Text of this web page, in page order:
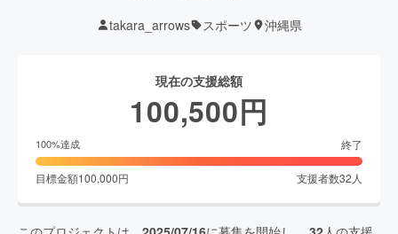
takara_arrows スポーツ 沖縄県
現在の支援総額
100,500円
100%達成 終了
目標金額100,000円 支援者数32 人